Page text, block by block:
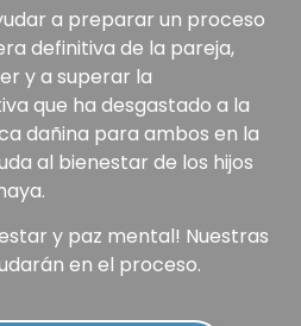
a preparar un proceso
definitiva de la pareja,
y a superar la
que ha desgastado a la
dañina para ambos en la
al bienestar de los hijos
y paz mental! Nuestras
en el proceso.